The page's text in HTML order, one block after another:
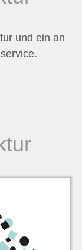
und ein an